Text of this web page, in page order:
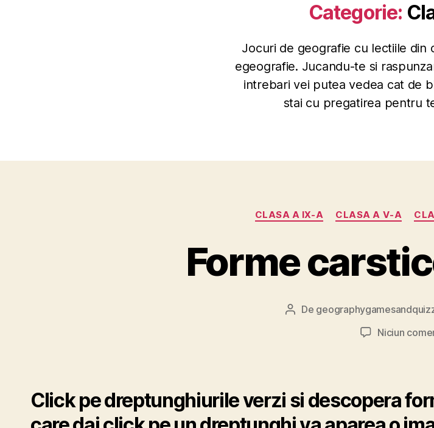
Categorie:
Jocuri de geografie cu lectiile din
egeografie. Jucandu-te si
intrebari vei putea vedea cat de
stai cu pregatirea pentru
CLASA A IX-A CLASA A V-A
Forme
Autor
De
Niciun
Click pe dreptunghiurile verzi si descopera